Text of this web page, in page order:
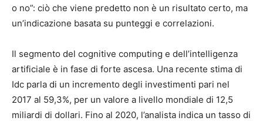
o no”: ciò che viene predetto non è un risultato certo, ma
un’indicazione basata su punteggi e correlazioni.
Il segmento del cognitive computing e dell’intelligenza
artificiale è in fase di forte ascesa. Una recente stima di
Idc parla di un incremento degli investimenti pari nel
2017 al 59,3%, per un valore a livello mondiale di 12,5
miliardi di dollari. Fino al 2020, l’analista indica un tasso di